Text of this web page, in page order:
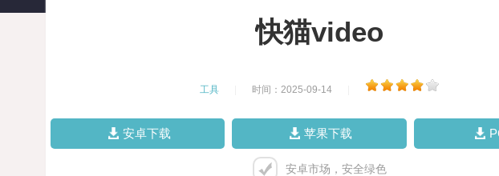
快猫video
工具 时间：2025-09-14
安卓下载 苹果下载
安卓市场，安全绿色